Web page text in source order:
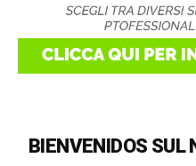
BIENVENIDOS SUL